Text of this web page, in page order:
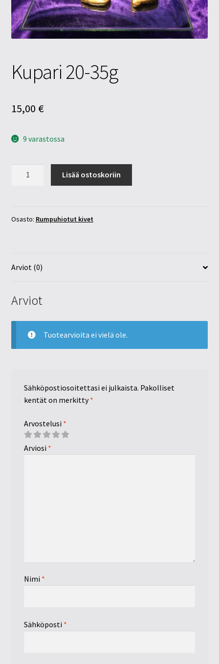
Tietosuojaseloste
Tuotteet
Kupari 20-35g
15,00 €
9 varastossa
Lisää ostoskoriin
Osasto: Rumpuhiotut kivet
Arviot (0)
Arviot
Tuotearvioita ei vielä ole.
Sähköpostiosoitettasi ei julkaista. Pakolliset
kentät on merkitty*
Arvostelusi *
Arviosi *
Nimi *
Sähköposti *